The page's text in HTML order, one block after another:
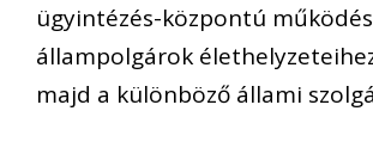
ügyintézés-központú
állampolgárok
majd a különböző állami